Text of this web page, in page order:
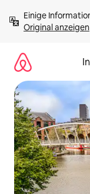
Inhalten
springenOriginal anzeigen